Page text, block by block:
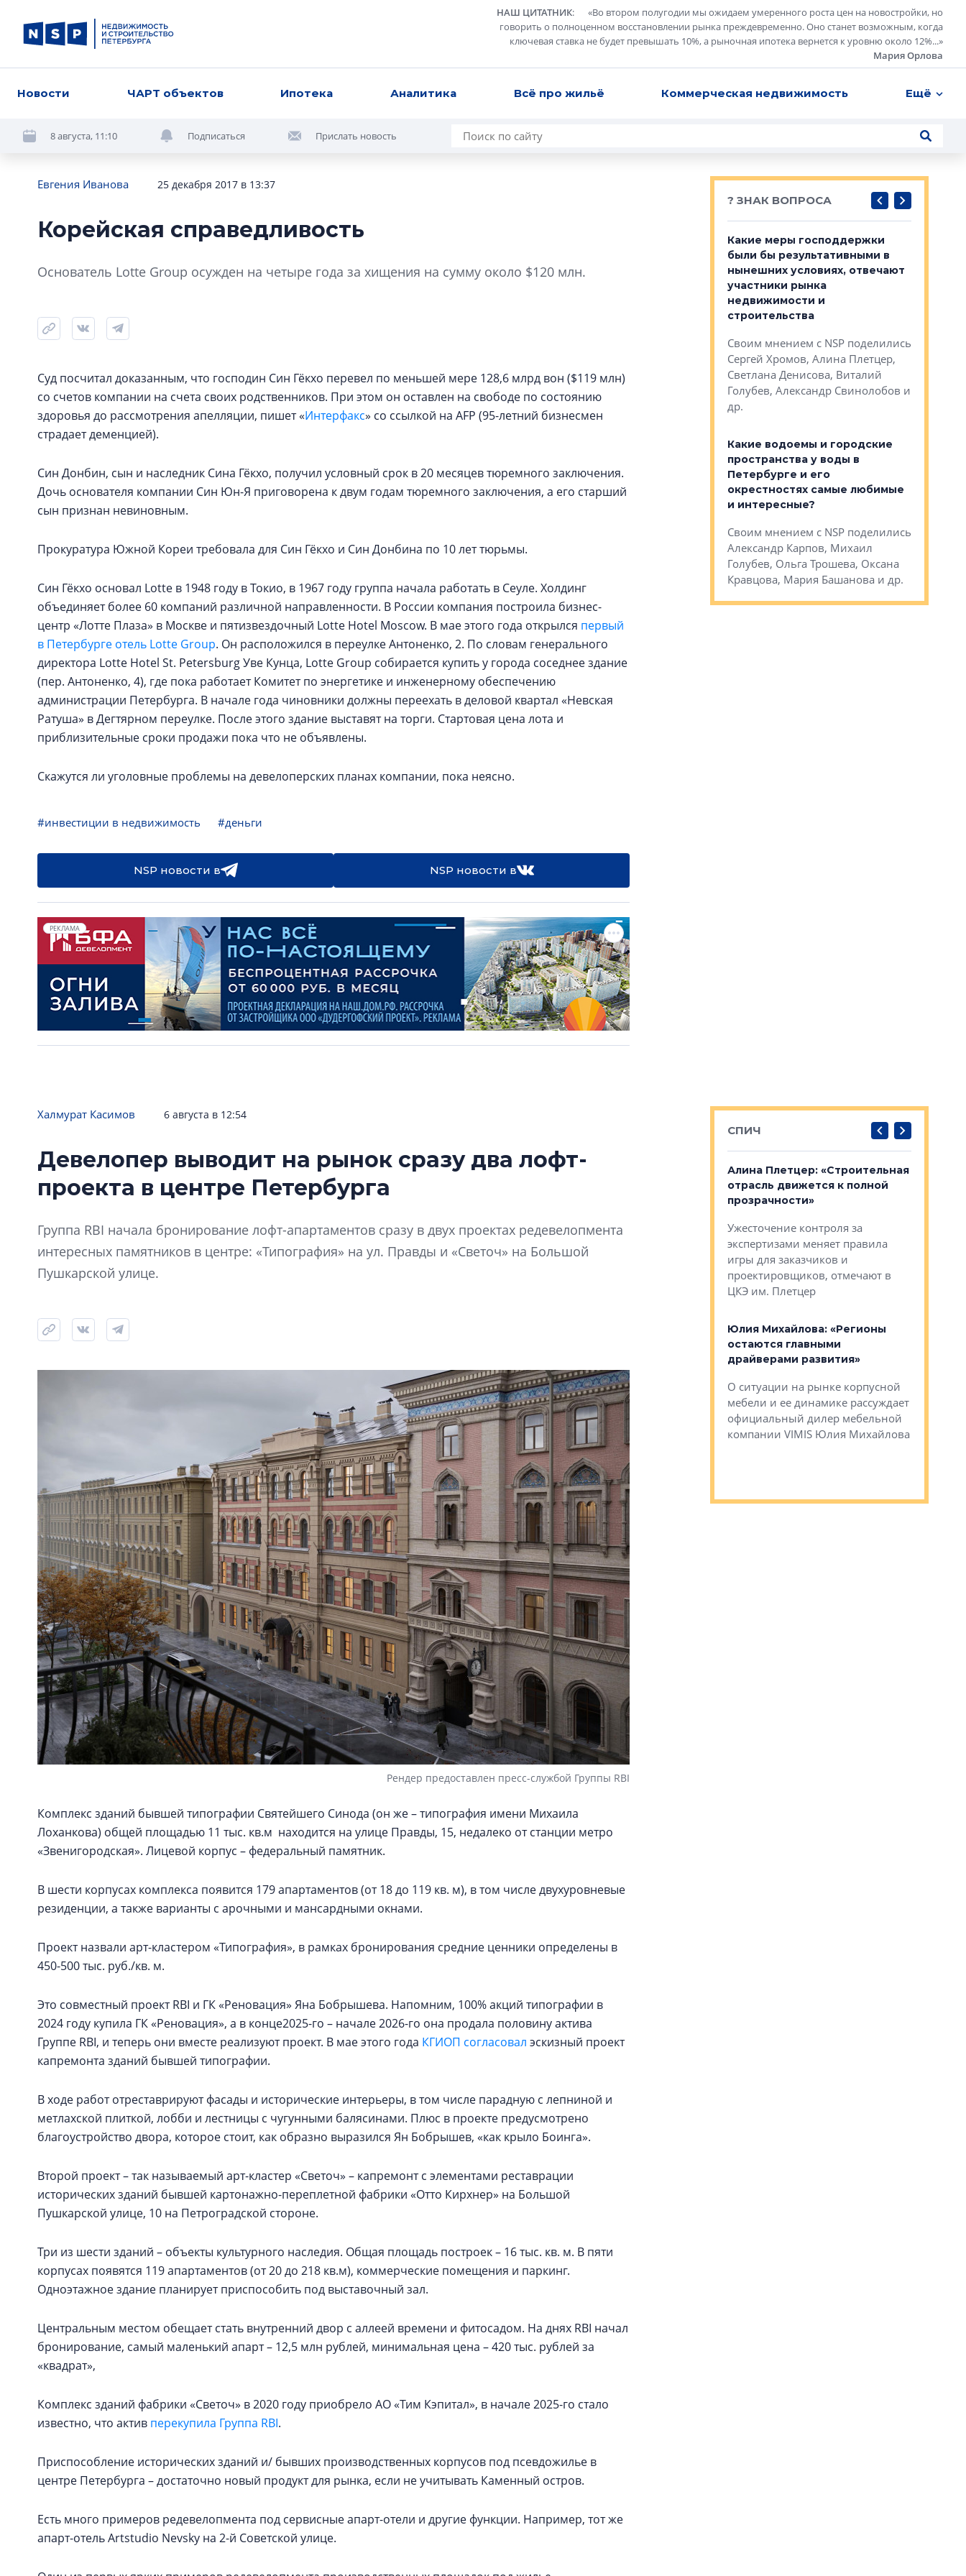
НАШ ЦИТАТНИК: «Во втором полугодии мы ожидаем умеренного роста цен на новостройки, но
говорить о полноценном восстановлении рынка преждевременно. Оно станет возможным, когда
ключевая ставка не будет превышать 10%, а рыночная ипотека вернется к уровню около 12%...»
Мария Орлова
Новости ЧАРТ объектов Ипотека Аналитика Всё про жильё Коммерческая недвижимость Ещё
8 августа, 11:10 Подписаться Прислать новость
Евгения Иванова 25 декабря 2017 в 13:37
Корейская справедливость
Основатель Lotte Group осужден на четыре года за хищения на сумму около $120 млн.
Суд посчитал доказанным, что господин Син Гёкхо перевел по меньшей мере 128,6 млрд вон ($119 млн)
со счетов компании на счета своих родственников. При этом он оставлен на свободе по состоянию
здоровья до рассмотрения апелляции, пишет «Интерфакс» со ссылкой на AFP (95-летний бизнесмен
страдает деменцией).
Син Донбин, сын и наследник Сина Гёкхо, получил условный срок в 20 месяцев тюремного заключения.
Дочь основателя компании Син Юн-Я приговорена к двум годам тюремного заключения, а его старший
сын признан невиновным.
Прокуратура Южной Кореи требовала для Син Гёкхо и Син Донбина по 10 лет тюрьмы.
Син Гёкхо основал Lotte в 1948 году в Токио, в 1967 году группа начала работать в Сеуле. Холдинг
объединяет более 60 компаний различной направленности. В России компания построила бизнес-
центр «Лотте Плаза» в Москве и пятизвездочный Lotte Hotel Moscow. В мае этого года открылся первый
в Петербурге отель Lotte Group. Он расположился в переулке Антоненко, 2. По словам генерального
директора Lotte Hotel St. Petersburg Уве Кунца, Lotte Group собирается купить у города соседнее здание
(пер. Антоненко, 4), где пока работает Комитет по энергетике и инженерному обеспечению
администрации Петербурга. В начале года чиновники должны переехать в деловой квартал «Невская
Ратуша» в Дегтярном переулке. После этого здание выставят на торги. Стартовая цена лота и
приблизительные сроки продажи пока что не объявлены.
Скажутся ли уголовные проблемы на девелоперских планах компании, пока неясно.
#инвестиции в недвижимость #деньги
NSP новости в NSP новости в
РЕКЛАМА
? ЗНАК ВОПРОСА
рынка?
Жабин, Светлана Денисова,
Константин Сторожев и другие
строительства?
Своим мнением с NSP поделились
Какие меры господдержки
были бы результативными в
нынешних условиях, отвечают
участники рынка
недвижимости и
строительства
Своим мнением с NSP поделились
Сергей Хромов, Алина Плетцер,
Светлана Денисова, Виталий
Голубев, Александр Свинолобов и
др.
Какие водоемы и городские
пространства у воды в
Петербурге и его
окрестностях самые любимые
и интересные?
Своим мнением с NSP поделились
Александр Карпов, Михаил
Голубев, Ольга Трошева, Оксана
Кравцова, Мария Башанова и др.
Халмурат Касимов 6 августа в 12:54
Девелопер выводит на рынок сразу два лофт-
проекта в центре Петербурга
Группа RBI начала бронирование лофт-апартаментов сразу в двух проектах редевелопмента
интересных памятников в центре: «Типография» на ул. Правды и «Светоч» на Большой
Пушкарской улице.
Рендер предоставлен пресс-службой Группы RBI
Комплекс зданий бывшей типографии Святейшего Синода (он же – типография имени Михаила
Лоханкова) общей площадью 11 тыс. кв.м находится на улице Правды, 15, недалеко от станции метро
«Звенигородская». Лицевой корпус – федеральный памятник.
В шести корпусах комплекса появится 179 апартаментов (от 18 до 119 кв. м), в том числе двухуровневые
резиденции, а также варианты с арочными и мансардными окнами.
Проект назвали арт-кластером «Типография», в рамках бронирования средние ценники определены в
450-500 тыс. руб./кв. м.
Это совместный проект RBI и ГК «Реновация» Яна Бобрышева. Напомним, 100% акций типографии в
2024 году купила ГК «Реновация», а в конце2025-го – начале 2026-го она продала половину актива
Группе RBI, и теперь они вместе реализуют проект. В мае этого года КГИОП согласовал эскизный проект
капремонта зданий бывшей типографии.
В ходе работ отреставрируют фасады и исторические интерьеры, в том числе парадную с лепниной и
метлахской плиткой, лобби и лестницы с чугунными балясинами. Плюс в проекте предусмотрено
благоустройство двора, которое стоит, как образно выразился Ян Бобрышев, «как крыло Боинга».
Второй проект – так называемый арт-кластер «Светоч» – капремонт с элементами реставрации
исторических зданий бывшей картонажно-переплетной фабрики «Отто Кирхнер» на Большой
Пушкарской улице, 10 на Петроградской стороне.
Три из шести зданий – объекты культурного наследия. Общая площадь построек – 16 тыс. кв. м. В пяти
корпусах появятся 119 апартаментов (от 20 до 218 кв.м), коммерческие помещения и паркинг.
Одноэтажное здание планирует приспособить под выставочный зал.
Центральным местом обещает стать внутренний двор с аллеей времени и фитосадом. На днях RBI начал
бронирование, самый маленький апарт – 12,5 млн рублей, минимальная цена – 420 тыс. рублей за
«квадрат»,
Комплекс зданий фабрики «Светоч» в 2020 году приобрело АО «Тим Кэпитал», в начале 2025-го стало
известно, что актив перекупила Группа RBI.
Приспособление исторических зданий и/ бывших производственных корпусов под псевдожилье в
центре Петербурга – достаточно новый продукт для рынка, если не учитывать Каменный остров.
Есть много примеров редевелопмента под сервисные апарт-отели и другие функции. Например, тот же
апарт-отель Artstudio Nevsky на 2-й Советской улице.
СПИЧ
Роман Корнышев: «Поводом
Девелопер «Вертикаль»: поводом
перемен в ЖК может быть даже
электромобиль
апарты, которые еще больше
приблизятся к гостиничному
уровню сервиса, уверены в УК
КЕЙПОРТ
Алина Плетцер: «Строительная
отрасль движется к полной
прозрачности»
Ужесточение контроля за
экспертизами меняет правила
игры для заказчиков и
проектировщиков, отмечают в
ЦКЭ им. Плетцер
Юлия Михайлова: «Регионы
остаются главными
драйверами развития»
О ситуации на рынке корпусной
мебели и ее динамике рассуждает
официальный дилер мебельной
компании VIMIS Юлия Михайлова